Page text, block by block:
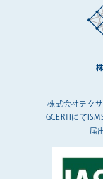
株式会社テク
GCERTIにて
届